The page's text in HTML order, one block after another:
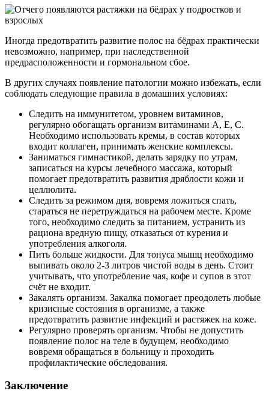
Иногда предотвратить развитие полос на бёдрах практически
невозможно, например, при наследственной
предрасположенности и гормональном сбое.
В других случаях появление патологии можно избежать, если
соблюдать следующие правила в домашних условиях:
Следить на иммунитетом, уровнем витаминов,
регулярно обогащать организм витаминами A, E, C.
Необходимо использовать кремы, в состав которых
входит коллаген, принимать женские комплексы.
Заниматься гимнастикой, делать зарядку по утрам,
записаться на курсы лечебного массажа, который
помогает предотвратить развития дряблости кожи и
целлюлита.
Следить за режимом дня, вовремя ложиться спать,
стараться не перетруждаться на рабочем месте. Кроме
того, необходимо следить за питанием, устранить из
рациона вредную пищу, отказаться от курения и
употребления алкоголя.
Пить больше жидкости. Для тонуса мышц необходимо
выпивать около 2-3 литров чистой воды в день. Стоит
учитывать, что употребление чая, кофе и супов в этот
счёт не входит.
Закалять организм. Закалка помогает преодолеть любые
кризисные состояния в организме, а также
предотвратить развитие инфекций и растяжек на коже.
Регулярно проверять организм. Чтобы не допустить
появление полос на теле в будущем, необходимо
вовремя обращаться в больницу и проходить
профилактические обследования.
Заключение